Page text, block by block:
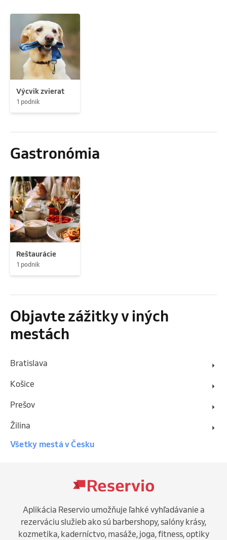
Výcvik zvierat
1 podnik
Gastronómia
Reštaurácie
1 podnik
Objavte zážitky v iných
mestách
Bratislava
Košice
Prešov
Žilina
Všetky mestá v Česku
Aplikácia Reservio umožňuje ľahké vyhľadávanie a
rezerváciu služieb ako sú barbershopy, salóny krásy,
kozmetika, kaderníctvo, masáže, joga, fitness, optiky